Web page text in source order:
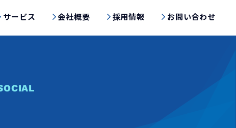
サービス 会社概要 採用情報 お問い合わせ